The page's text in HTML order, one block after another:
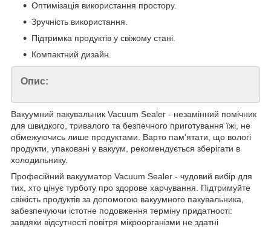
Оптимізація використання простору.
Зручність використання.
Підтримка продуктів у свіжому стані.
Компактний дизайн.
Опис:
Вакуумний пакувальник Vacuum Sealer - незамінний помічник
для швидкого, тривалого та безпечного приготування їжі, не
обмежуючись лише продуктами. Варто пам'ятати, що вологі
продукти, упаковані у вакуум, рекомендується зберігати в
холодильнику.
Професійний вакууматор Vacuum Sealer - чудовий вибір для
тих, хто цінує турботу про здорове харчування. Підтримуйте
свіжість продуктів за допомогою вакуумного пакувальника,
забезпечуючи істотне подовження терміну придатності:
завдяки відсутності повітря мікроорганізми не здатні